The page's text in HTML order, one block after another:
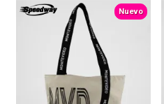
Nuevo
TEXTTRANSPARENTE